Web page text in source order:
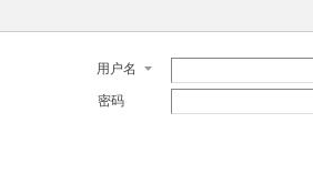
用户名
密码